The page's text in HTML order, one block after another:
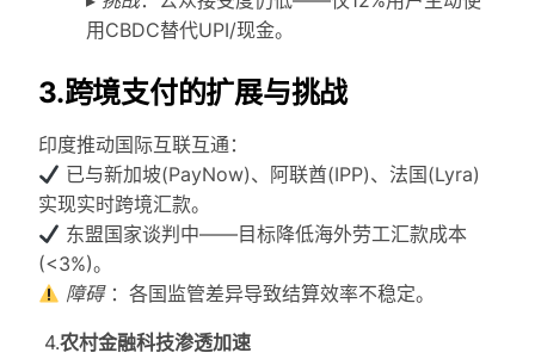
用CBDC替代UPI/现金。
3.跨境支付的扩展与挑战
印度推动国际互联互通：
已与新加坡(PayNow)、阿联酋(IPP)、法国(Lyra)
实现实时跨境汇款。
东盟国家谈判中——目标降低海外劳工汇款成本
(<3%)。
障碍：各国监管差异导致结算效率不稳定。
4.农村金融科技渗透加速